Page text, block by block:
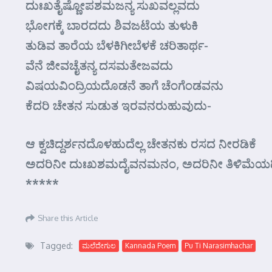
ದುಃಖತೈಷ್ಣೋಪಶಮಜನ್ಯ ಸುಖವಲ್ಲವದು
ಭೋಗಕ್ಕೆ ಬಾರದದು ಶಿವಜಟೆಯ ತುಳುಕಿ
ತುಡಿವ ತಾರೆಯ ಬೆಳಕಿಗೀಬೆಳಕೆ ಚರಿತಾರ್ಥ-
ವೆನೆ ಜೀವಚೈತನ್ಯ ದಸಮತೇಜವದು
ವಿಷಯವಿಂದ್ರಿಯದೊಡನೆ ತಾಗೆ ಚೆಂಗೆಂಡವನು
ಕೆದರಿ ಚೇತನ ಸುಡುತ ಇರವನರುಹುವುದು-
ಆ ಕ್ವಚಿದ್ದರ್ಶನದೊಳಹುದೆಲ್ಲ ಚೇತನಕು ರಸದ ನೀರಡಿಕೆ
ಅದರಿನೀ ದುಃಖಶಮದೈವನಮನಂ, ಅದರಿನೀ
*****
Share this Article
Tagged: ಮಲೆದೇಗುಲ Kannada Poem Pu Ti Narasimhachar